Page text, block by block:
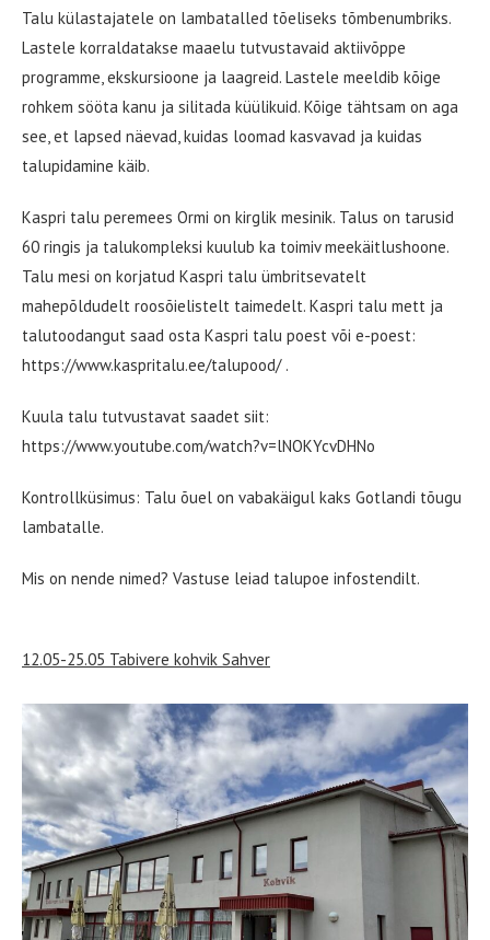
Talu külastajatele on lambatalled tõeliseks tõmbenumbriks.
Lastele korraldatakse maaelu tutvustavaid aktiivõppe
programme, ekskursioone ja laagreid. Lastele meeldib kõige
rohkem sööta kanu ja silitada küülikuid. Kõige tähtsam on aga
see, et lapsed näevad, kuidas loomad kasvavad ja kuidas
talupidamine käib.
Kaspri talu peremees Ormi on kirglik mesinik. Talus on tarusid
60 ringis ja talukompleksi kuulub ka toimiv meekäitlushoone.
Talu mesi on korjatud Kaspri talu ümbritsevatelt
mahepõldudelt roosõielistelt taimedelt. Kaspri talu mett ja
talutoodangut saad osta Kaspri talu poest või e-poest:
https://www.kaspritalu.ee/talupood/ .
Kuula talu tutvustavat saadet siit:
https://www.youtube.com/watch?v=lNOKYcvDHNo
Kontrollküsimus: Talu õuel on vabakäigul kaks Gotlandi tõugu
lambatalle.
Mis on nende nimed? Vastuse leiad talupoe infostendilt.
12.05-25.05 Tabivere kohvik Sahver